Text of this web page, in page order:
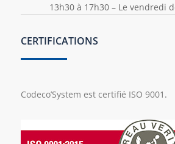
13h30 à 17h30 – Le vendredi
CERTIFICATIONS
Codeco’System est certifié ISO 9001.